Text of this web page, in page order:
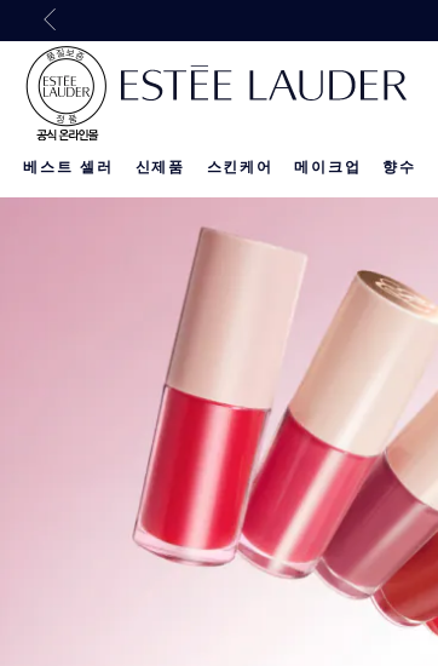
베스트 셀러 신제품 스킨케어 메이크업 향수